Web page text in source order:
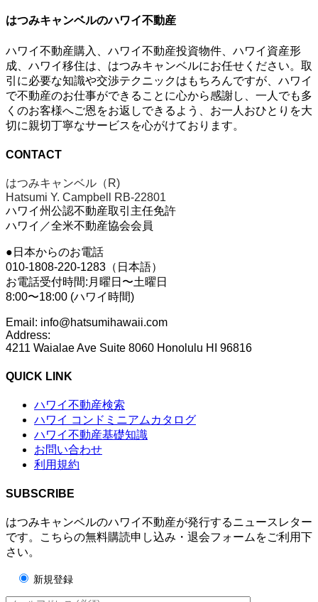
はつみキャンベルのハワイ不動産
ハワイ不動産購入、ハワイ不動産投資物件、ハワイ資産形
成、ハワイ移住は、はつみキャンベルにお任せください。取
引に必要な知識や交渉テクニックはもちろんですが、ハワイ
で不動産のお仕事ができることに心から感謝し、一人でも多
くのお客様へご恩をお返しできるよう、お一人おひとりを大
切に親切丁寧なサービスを心がけております。
CONTACT
はつみキャンベル（R)
Hatsumi Y. Campbell RB-22801
ハワイ州公認不動産取引主任免許
ハワイ／全米不動産協会会員
●日本からのお電話
010-1808-220-1283（日本語）
お電話受付時間:月曜日〜土曜日
8:00〜18:00 (ハワイ時間)
Email: info@hatsumihawaii.com
Address:
4211 Waialae Ave Suite 8060 Honolulu HI 96816
QUICK LINK
ハワイ不動産検索
ハワイ コンドミニアムカタログ
ハワイ不動産基礎知識
お問い合わせ
利用規約
SUBSCRIBE
はつみキャンベルのハワイ不動産が発行するニュースレター
です。こちらの無料購読申し込み・退会フォームをご利用下
さい。
新規登録